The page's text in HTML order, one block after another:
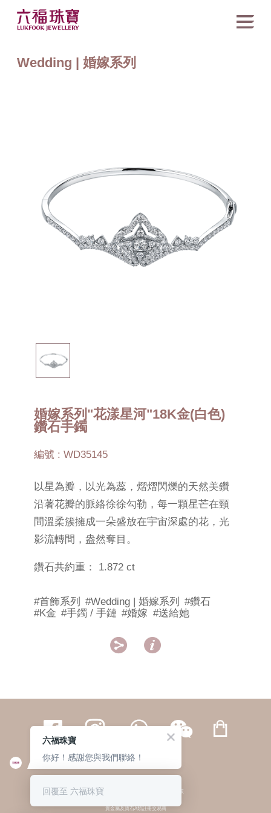
Wedding | 婚嫁系列
婚嫁系列"花漾星河"18K金(白色)
鑽石手鐲
編號 : WD35145
以星為瓣，以光為蕊，熠熠閃爍的天然美鑽
沿著花瓣的脈絡徐徐勾勒，每一顆星芒在頸
間溫柔簇擁成一朵盛放在宇宙深處的花，光
影流轉間，盎然奪目。
鑽石共約重： 1.872 ct
#首飾系列 #Wedding | 婚嫁系列
#鑽石
#K金 #手鐲 / 手鏈 #婚嫁 #送給她
 
繁體 | 簡体
© 六福集團 版權所有 不得轉載 私隱政策
貴金屬及寶石A類註冊交易商
六福珠寶
你好！感謝您與我們聯絡！
回覆至 六福珠寶